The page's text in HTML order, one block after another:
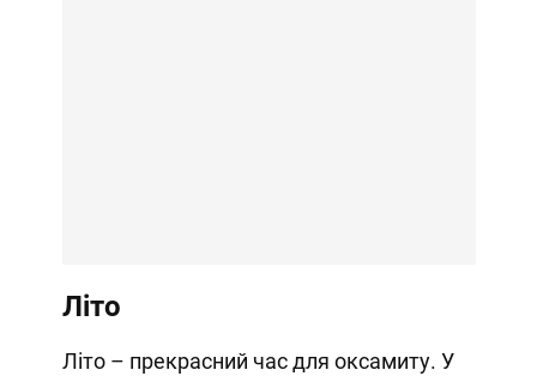
Літо
Літо – прекрасний час для оксамиту. У